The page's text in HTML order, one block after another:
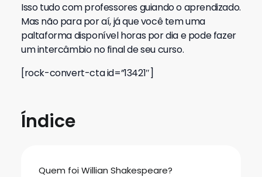
Isso tudo com professores guiando o aprendizado.
Mas não para por aí, já que você tem uma
paltaforma disponível horas por dia e pode fazer
um intercâmbio no final de seu curso.
[rock-convert-cta id=”13421″]
Índice
Quem foi Willian Shakespeare?